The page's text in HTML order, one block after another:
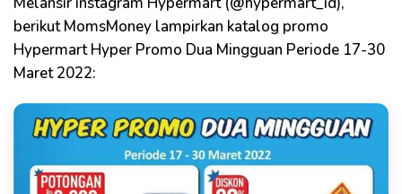
berikut MomsMoney lampirkan katalog promo
Hypermart Hyper Promo Dua Mingguan Periode 17-30
Maret 2022: